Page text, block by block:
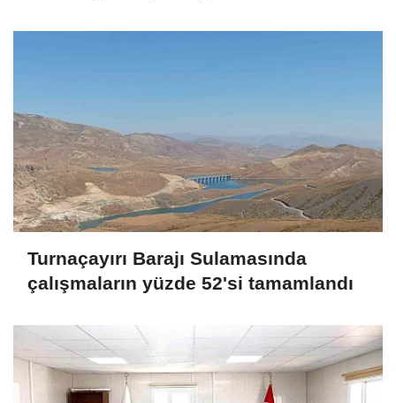
Turnaçayırı Barajı Sulamasında
çalışmaların yüzde 52'si tamamlandı